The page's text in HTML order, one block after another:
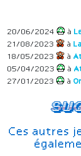
Ces autres
20/06/2024 à
21/08/2023
à
18/05/2023
à
05/04/2023
à
27/01/2023
à